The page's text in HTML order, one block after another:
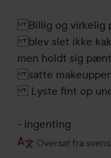
Billig og virkelig
blev slet ikke
men holdt sig pænt
satte
Lyste fint op
Oversat fra